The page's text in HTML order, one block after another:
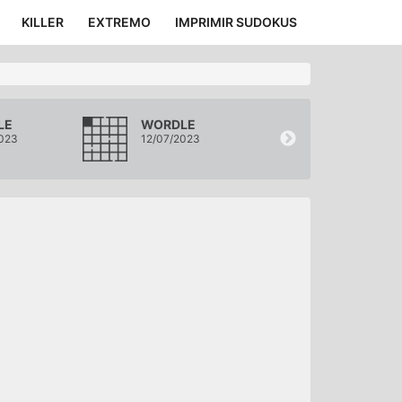
KILLER EXTREMO IMPRIMIR SUDOKUS
WORDLE
12/07/2023